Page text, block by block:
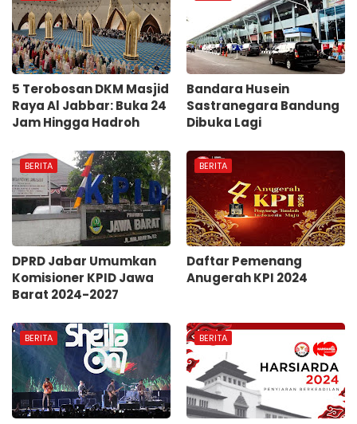
5 Terobosan DKM Masjid
Raya Al Jabbar: Buka 24
Jam Hingga Hadroh
Bandara Husein
Sastranegara Bandung
Dibuka Lagi
BERITA
DPRD Jabar Umumkan
Komisioner KPID Jawa
Barat 2024-2027
BERITA
Daftar Pemenang
Anugerah KPI 2024
BERITA BERITA